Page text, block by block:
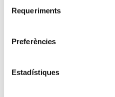
Requeriments
Preferències
Estadístiques
Borsa de treball
El centre